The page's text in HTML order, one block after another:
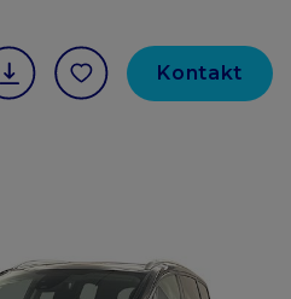
Kontakt